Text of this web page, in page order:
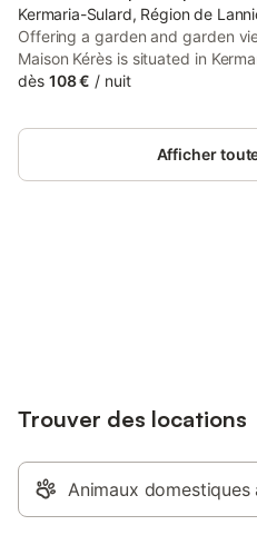
Kermaria-Sulard, Région de
Offering a garden and garden
Maison Kérès is situated in
Sulard, 15 km from Saint-Samson
Course. Boasting a shared
property also provides guests
dès 108 € / nuit
Afficher
Trouver des locations
Animaux domestiques